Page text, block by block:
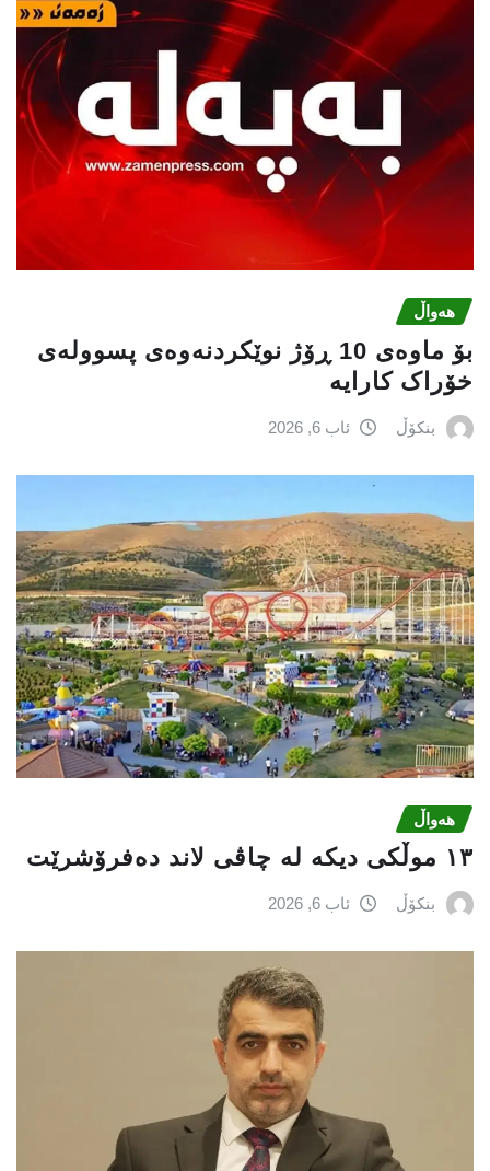
هەواڵ
بۆ ماوەی 10 ڕۆژ نوێکردنەوەی پسوولەی
خۆراک کارایە
بنکۆڵ ئاب 6, 2026
هەواڵ
١٣ موڵکی دیکە لە چاڤی لاند دەفرۆشرێت
بنکۆڵ ئاب 6, 2026